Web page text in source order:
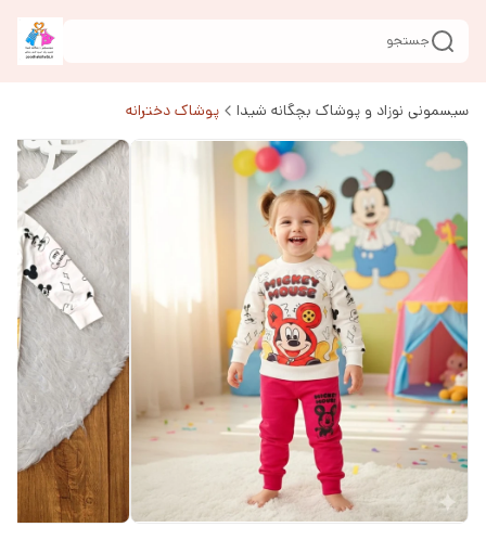
جستجو
سیسمونی نوزاد و پوشاک بچگانه شیدا پوشاک دخترانه